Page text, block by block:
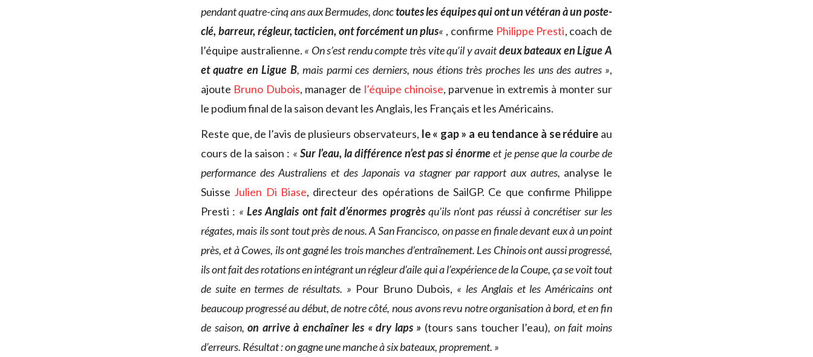
pendant quatre-cinq ans aux Bermudes, donctoutes les équipes qui ont un vétéran à un poste-
clé, barreur, régleur, tacticien, ont forcément un plus« , confirme Philippe Presti, coach de
l’équipe australienne. « On s’est rendu compte très vite qu’il y avaitdeux bateaux en Ligue A
et quatre en Ligue B, mais parmi ces derniers, nous étions très proches les uns des autres »,
ajoute Bruno Dubois, manager de l’équipe chinoise, parvenue in extremis à monter sur
le podium final de la saison devant les Anglais, les Français et les Américains.
Reste que, de l’avis de plusieurs observateurs, le « gap » a eu tendance à se réduire au
cours de la saison : « Sur l’eau, la différence n’est pas si énormeet je pense que la courbe de
performance des Australiens et des Japonais va stagner par rapport aux autres, analyse le
Suisse Julien Di Biase, directeur des opérations de SailGP. Ce que confirme Philippe
Presti : « Les Anglais ont fait d’énormes progrèsqu’ils n’ont pas réussi à concrétiser sur les
régates, mais ils sont tout près de nous. A San Francisco, on passe en finale devant eux à un point
près, et à Cowes, ils ont gagné les trois manches d’entraînement. Les Chinois ont aussi progressé,
ils ont fait des rotations en intégrant un régleur d’aile qui a l’expérience de la Coupe, ça se voit tout
de suite en termes de résultats. » Pour Bruno Dubois, « les Anglais et les Américains ont
beaucoup progressé au début, de notre côté, nous avons revu notre organisation à bord, et en fin
de saison,on arrive à enchaîner les « dry laps » (tours sans toucher l’eau), on fait moins
d’erreurs. Résultat : on gagne une manche à six bateaux, proprement. »